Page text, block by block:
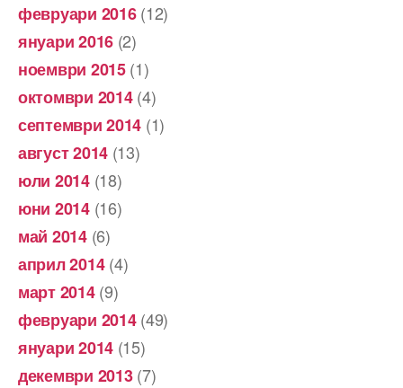
февруари 2016(12)
януари 2016 (2)
ноември 2015(1)
октомври 2014(4)
септември 2014 (1)
август 2014 (13)
юли 2014(18)
юни 2014(16)
май 2014(6)
април 2014(4)
март 2014(9)
февруари 2014(49)
януари 2014 (15)
декември 2013(7)